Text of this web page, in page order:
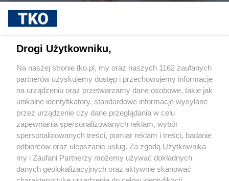
Jak rozpoznać, że soczewki kontaktowe są
Pokaż więcej
Drogi Użytkowniku,
Na naszej stronie tko.pl, my oraz naszych 1162 zaufanych
partnerów uzyskujemy dostęp i przechowujemy informacje
na urządzeniu oraz przetwarzamy dane osobowe, takie jak
unikalne identyfikatory, standardowe informacje wysyłane
przez urządzenie czy dane przeglądania w celu
zapewniania spersonalizowanych reklam, wybór
spersonalizowanych treści, pomiar reklam i treści, badanie
odbiorców oraz ulepszanie usług. Za zgodą Użytkownika
my i Zaufani Partnerzy możemy używać dokładnych
danych geolokalizacyjnych oraz aktywnie skanować